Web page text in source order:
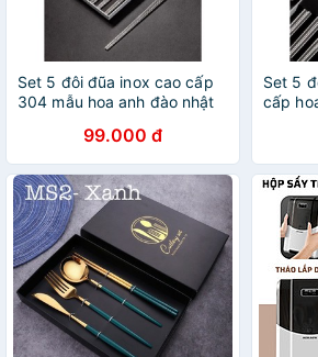
Set 5 đôi đũa inox cao cấp
304 mẫu hoa anh đào nhật
99.000 đ
Set 5
cấp